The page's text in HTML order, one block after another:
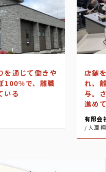
を通じて働きや
100%で、離職
いる
店舗
れ、
与。
進め
有限会
/ 大澤